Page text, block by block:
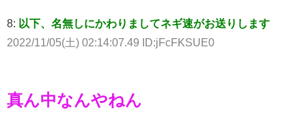
8: 以下、名無しにかわりましてネギ速がお送りします
2022/11/05(土) 02:14:07.49 ID:jFcFKSUE0
真ん中なんやねん